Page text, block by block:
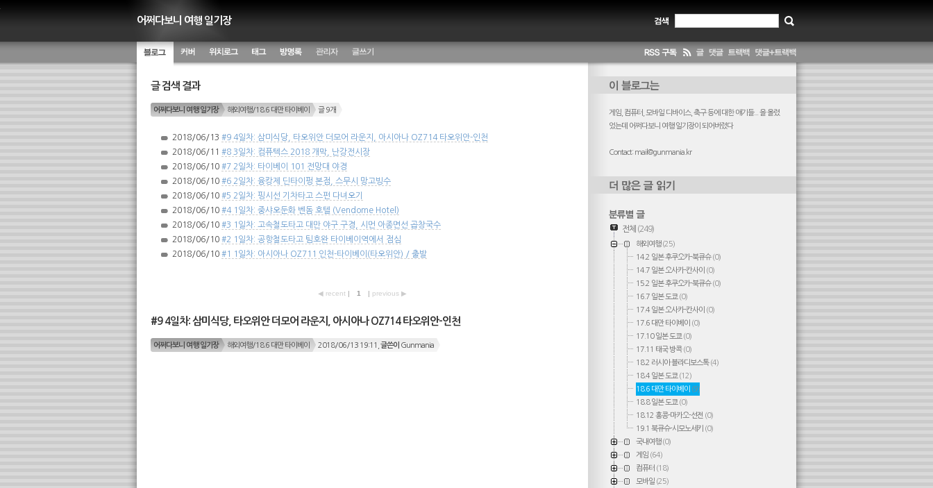
어쩌다보니 여행 일기장
글 검색 결과
어쩌다보니 여행 일기장 해외여행/18.6 대만 타이베이 글 9개
2018/06/13 #9 4일차: 삼미식당, 타오위안 더모어 라운지, 아시아나 OZ714 타오위안-인천
2018/06/11 #8 3일차: 컴퓨텍스 2018 개막, 난강전시장
2018/06/10 #7 2일차: 타이베이 101 전망대 야경
2018/06/10 #6 2일차: 융캉제 딘타이펑 본점, 스무시 망고빙수
2018/06/10 #5 2일차: 핑시선 기차타고 스펀 다녀오기
2018/06/10 #4 1일차: 중샤오둔화 벤돔 호텔 (Vendome Hotel)
2018/06/10 #3 1일차: 고속철도타고 대만 야구 구경, 시먼 아종면선 곱창국수
2018/06/10 #2 1일차: 공항철도타고 팀호완 타이베이역에서 점심
2018/06/10 #1 1일차: 아시아나 OZ711 인천-타이베이(타오위안) / 출발
◀ recent | 1 | previous ▶
#9 4일차: 삼미식당, 타오위안 더모어 라운지, 아시아나 OZ714 타오위안-인천
어쩌다보니 여행 일기장 해외여행/18.6 대만 타이베이 2018/06/13 19:11, 글쓴이 Gunmania
게임, 컴퓨터, 모바일 디바이스, 축구 등에 대한 얘기들... 을 올렸
었는데 어쩌다보니 여행 일기장이 되어버렸다
Contact: mail@gunmania.kr
전체 (249)
해외여행(25)
14.2 일본 후쿠오카-북큐슈(0)
14.7 일본 오사카-칸사이 (0)
15.2 일본 후쿠오카-북큐슈(0)
16.7 일본 도쿄 (0)
17.4 일본 오사카-칸사이 (0)
17.6 대만 타이베이 (0)
17.10 일본 도쿄 (0)
17.11 태국 방콕(0)
18.2 러시아 블라디보스톡(4)
18.4 일본 도쿄 (12)
18.6 대만 타이베이 (9)
18.8 일본 도쿄 (0)
18.12 홍콩-마카오-선전 (0)
19.1 북큐슈-시모노세키 (0)
국내여행(0)
게임 (64)
컴퓨터 (18)
모바일 (25)